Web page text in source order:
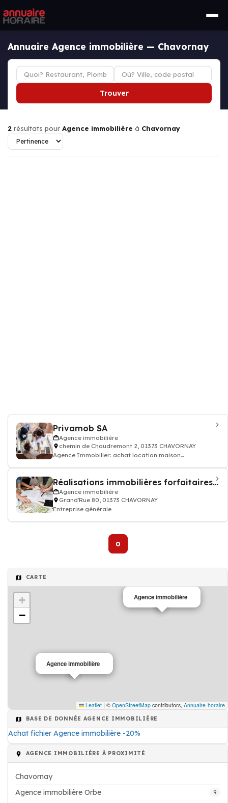
Annuaire Agence immobilière — Chavornay
Trouver
2 résultats pour Agence immobilière à Chavornay
Privamob SA
Agence immobilière
chemin de Chaudremont 2, 01373 CHAVORNAY
Agence Immobilier: achat location maison
Réalisations immobilières forfaitaires gmp Sàrl
Agence immobilière
Grand'Rue 80, 01373 CHAVORNAY
Entreprise générale
0
CARTE
Agence immobilière
Agence immobilière
+
−
Leaflet | © OpenStreetMap contributors, Annuaire-horaire
BASE DE DONNÉE AGENCE IMMOBILIÈRE
Achat fichier Agence immobilière -20%
AGENCE IMMOBILIÈRE À PROXIMITÉ
Chavornay
Agence immobilière Orbe
9